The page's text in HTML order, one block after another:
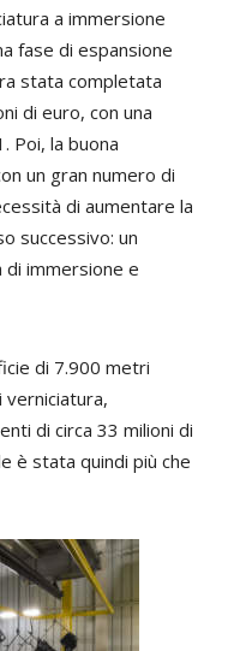
a immersione
fase di espansione
stata completata
di euro, con una
Poi, la buona
un gran numero di
di aumentare la
successivo: un
di immersione e
di 7.900 metri
verniciatura,
di circa 33 milioni di
è stata quindi più che